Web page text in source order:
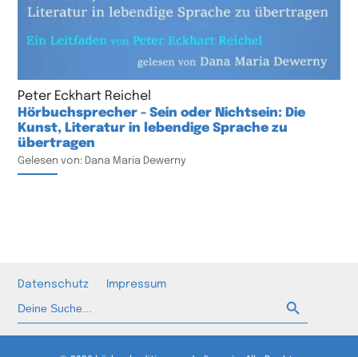
Peter Eckhart Reichel
Hörbuchsprecher - Sein oder Nichtsein: Die
Kunst, Literatur in lebendige Sprache zu
übertragen
Gelesen von: Dana Maria Dewerny
Datenschutz Impressum
nach: